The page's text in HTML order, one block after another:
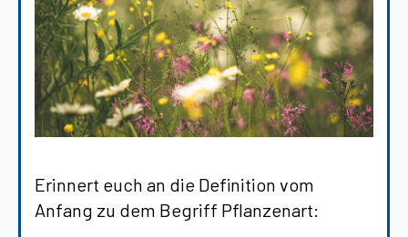
Erinnert euch an die Definition vom
Anfang zu dem Begriff Pflanzenart: